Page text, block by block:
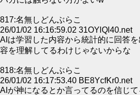
817:名無しどんぶらこ
26/01/02 16:16:59.02 31OYlQl40.net
AIは学習した内容から統計的に回答
容を理解してるわけじゃないからな
818:名無しどんぶらこ
26/01/02 16:17:53.40 BE8YcfKr0.net
AIが神になるとか言ってるのを信じて